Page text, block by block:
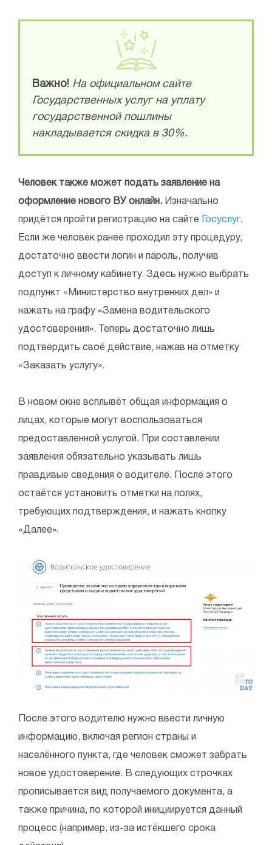
Важно! На официальном сайте
Государственных услуг на уплату
государственной пошлины
накладывается скидка в 30%.
Человек также может подать заявление на
оформление нового ВУ онлайн. Изначально
придётся пройти регистрацию на сайте Госуслуг.
Если же человек ранее проходил эту процедуру,
достаточно ввести логин и пароль, получив
доступ к личному кабинету. Здесь нужно выбрать
подпункт «Министерство внутренних дел» и
нажать на графу «Замена водительского
удостоверения». Теперь достаточно лишь
подтвердить своё действие, нажав на отметку
«Заказать услугу».
В новом окне всплывёт общая информация о
лицах, которые могут воспользоваться
предоставленной услугой. При составлении
заявления обязательно указывать лишь
правдивые сведения о водителе. После этого
остаётся установить отметки на полях,
требующих подтверждения, и нажать кнопку
«Далее».
После этого водителю нужно ввести личную
информацию, включая регион страны и
населённого пункта, где человек сможет забрать
новое удостоверение. В следующих строчках
прописывается вид получаемого документа, а
также причина, по которой инициируется данный
процесс (например, из-за истёкшего срока